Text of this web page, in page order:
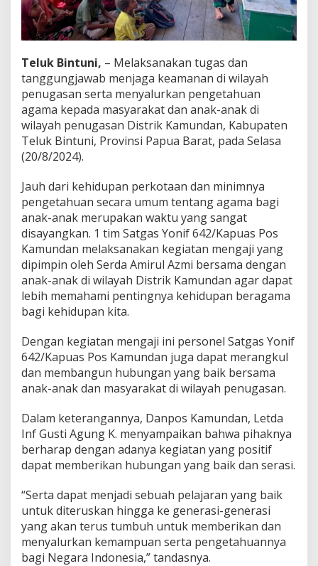
K
p
s
a
n
g
u
n
H
b
g
a
B
a
i
k
D
e
n
n
M
a
s
y
r
a
k
a
t
a
m
u
n
d
a
Teluk Bintuni, – Melaksanakan tugas dan
tanggungjawab menjaga keamanan di wilayah
penugasan serta menyalurkan pengetahuan
agama kepada masyarakat dan anak-anak di
wilayah penugasan Distrik Kamundan, Kabupaten
Teluk Bintuni, Provinsi Papua Barat, pada Selasa
(20/8/2024).
Jauh dari kehidupan perkotaan dan minimnya
pengetahuan secara umum tentang agama bagi
anak-anak merupakan waktu yang sangat
disayangkan. 1 tim Satgas Yonif 642/Kapuas Pos
Kamundan melaksanakan kegiatan mengaji yang
dipimpin oleh Serda Amirul Azmi bersama dengan
anak-anak di wilayah Distrik Kamundan agar dapat
lebih memahami pentingnya kehidupan beragama
bagi kehidupan kita.
Dengan kegiatan mengaji ini personel Satgas Yonif
642/Kapuas Pos Kamundan juga dapat merangkul
dan membangun hubungan yang baik bersama
anak-anak dan masyarakat di wilayah penugasan.
Dalam keterangannya, Danpos Kamundan, Letda
Inf Gusti Agung K. menyampaikan bahwa pihaknya
berharap dengan adanya kegiatan yang positif
dapat memberikan hubungan yang baik dan serasi.
“Serta dapat menjadi sebuah pelajaran yang baik
untuk diteruskan hingga ke generasi-generasi
yang akan terus tumbuh untuk memberikan dan
menyalurkan kemampuan serta pengetahuannya
bagi Negara Indonesia,” tandasnya.